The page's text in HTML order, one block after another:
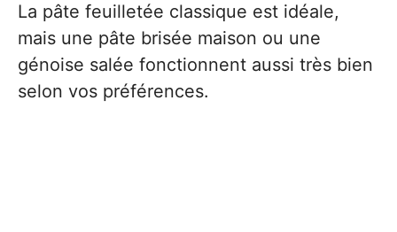
La pâte feuilletée classique est idéale,
mais une pâte brisée maison ou une
génoise salée fonctionnent aussi très bien
selon vos préférences.